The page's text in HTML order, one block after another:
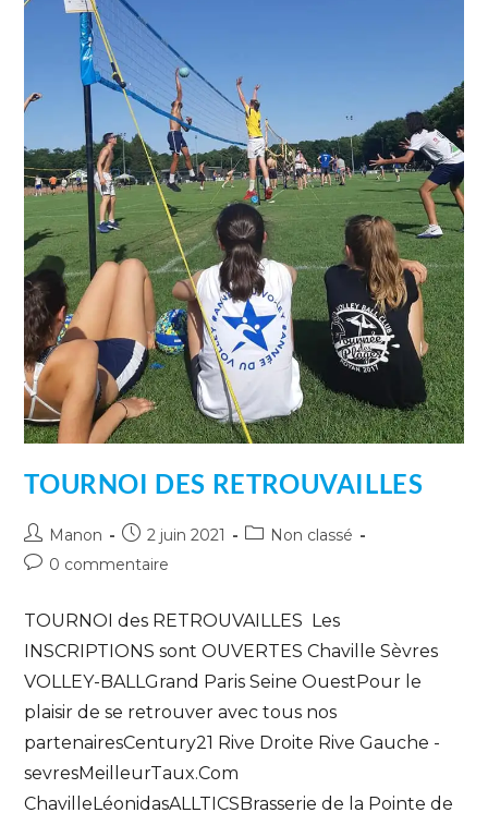
TOURNOI DES RETROUVAILLES
Manon 2 juin 2021
Non classé
0 commentaire
TOURNOI des RETROUVAILLES Les
INSCRIPTIONS sont OUVERTES Chaville Sèvres
VOLLEY-BALLGrand Paris Seine OuestPour le
plaisir de se retrouver avec tous nos
partenairesCentury21 Rive Droite Rive Gauche -
sevresMeilleurTaux.Com
ChavilleLéonidasALLTICSBrasserie de la Pointe de